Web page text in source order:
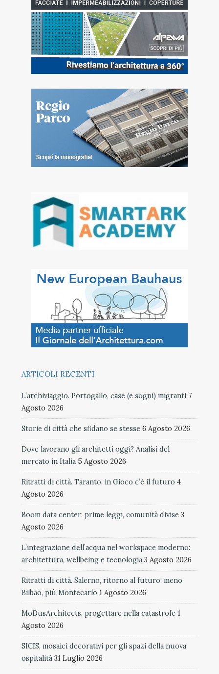
ARTICOLI RECENTI
L’archiviaggio. Portogallo, case (e sogni) migranti 7
Agosto 2026
Storie di città che sfidano se stesse 6 Agosto 2026
Dove lavorano gli architetti oggi? Analisi del
mercato in Italia 5 Agosto 2026
Ritratti di città. Taranto, in Gioco c’è il futuro 4
Agosto 2026
Boom data center: prime leggi, comunità divise 3
Agosto 2026
L’integrazione dell’acqua nel workspace moderno:
architettura, wellbeing e tecnologia 3 Agosto 2026
Ritratti di città. Salerno, ritorno al futuro: meno
Bilbao, più Montecarlo 1 Agosto 2026
MoDusArchitects, progettare nella catastrofe 1
Agosto 2026
SICIS, mosaici decorativi per gli spazi della nuova
ospitalità 31 Luglio 2026